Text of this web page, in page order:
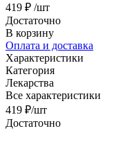
419 ₽ /шт
Достаточно
В корзину
Оплата и доставка
Характеристики
Категория
Лекарства
Все характеристики
419 ₽/шт
Достаточно